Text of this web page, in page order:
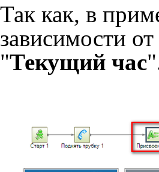
Так как, в
зависимости
"Текущий час